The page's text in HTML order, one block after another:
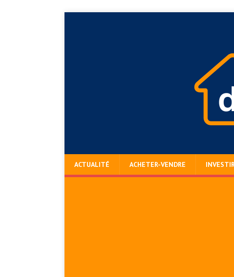
ACTUALITÉ ACHETER-VENDRE